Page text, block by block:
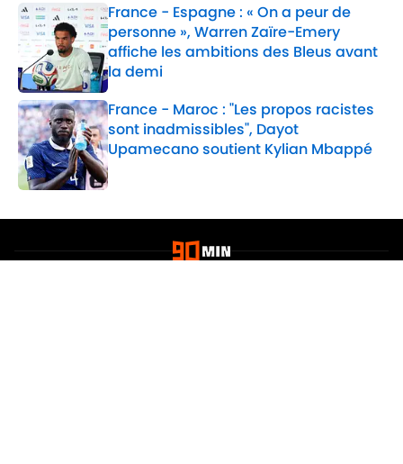
France - Espagne : « On a peur de
personne », Warren Zaïre-Emery
affiche les ambitions des Bleus avant
la demi
Published by on Invalid Date
France - Maroc : "Les propos racistes
sont inadmissibles", Dayot
Upamecano soutient Kylian Mbappé
Published by on Invalid Date